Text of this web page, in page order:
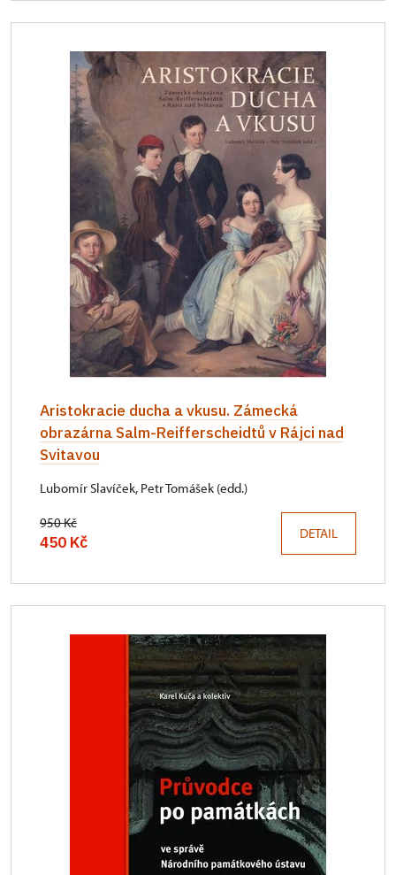
Aristokracie ducha a vkusu. Zámecká
obrazárna Salm-Reifferscheidtů v Rájci nad
Svitavou
Lubomír Slavíček, Petr Tomášek (edd.)
950 Kč
450 Kč DETAIL